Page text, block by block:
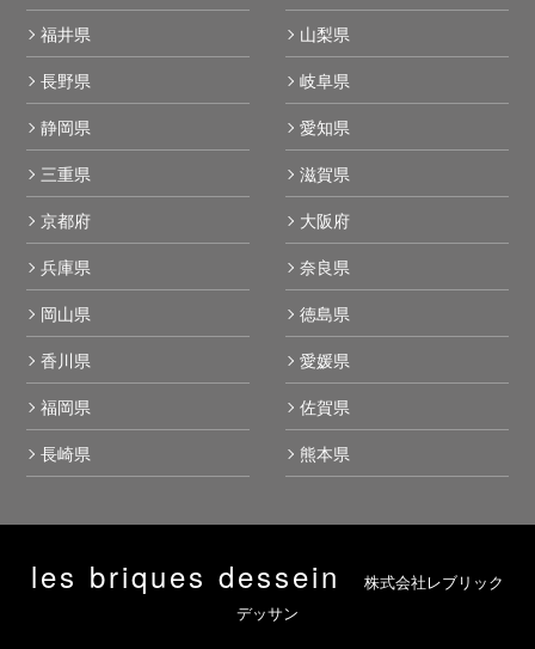
福井県
山梨県
長野県
岐阜県
静岡県
愛知県
三重県
滋賀県
京都府
大阪府
兵庫県
奈良県
岡山県
徳島県
香川県
愛媛県
福岡県
佐賀県
長崎県
熊本県
les briques dessein
株式会社レブリック
デッサン